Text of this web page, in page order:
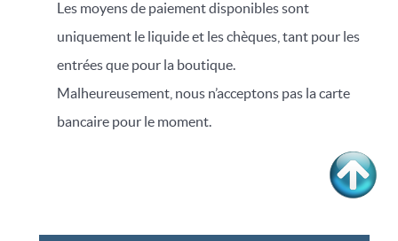
Les moyens de paiement disponibles sont
uniquement le liquide et les chèques, tant pour les
entrées que pour la boutique.
Malheureusement, nous n’acceptons pas la carte
bancaire pour le moment.